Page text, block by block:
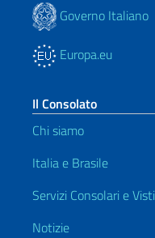
Governo Italiano
Europa.eu
Il Consolato
Chi siamo
Italia e Brasile
Servizi Consolari e Visti
Notizie